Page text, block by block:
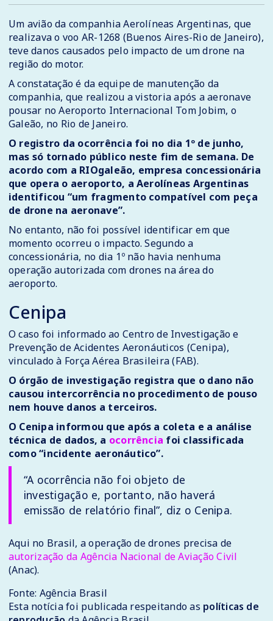
Um avião da companhia Aerolíneas Argentinas, que
realizava o voo AR-1268 (Buenos Aires-Rio de Janeiro),
teve danos causados pelo impacto de um drone na
região do motor.
A constatação é da equipe de manutenção da
companhia, que realizou a vistoria após a aeronave
pousar no Aeroporto Internacional Tom Jobim, o
Galeão, no Rio de Janeiro.
O registro da ocorrência foi no dia 1º de junho,
mas só tornado público neste fim de semana. De
acordo com a RIOgaleão, empresa concessionária
que opera o aeroporto, a Aerolíneas Argentinas
identificou “um fragmento compatível com peça
de drone na aeronave”.
No entanto, não foi possível identificar em que
momento ocorreu o impacto. Segundo a
concessionária, no dia 1º não havia nenhuma
operação autorizada com drones na área do
aeroporto.
Cenipa
O caso foi informado ao Centro de Investigação e
Prevenção de Acidentes Aeronáuticos (Cenipa),
vinculado à Força Aérea Brasileira (FAB).
O órgão de investigação registra que o dano não
causou intercorrência no procedimento de pouso
nem houve danos a terceiros.
O Cenipa informou que após a coleta e a análise
técnica de dados, a ocorrência foi classificada
como “incidente aeronáutico”.
“A ocorrência não foi objeto de
investigação e, portanto, não haverá
emissão de relatório final”, diz o Cenipa.
Aqui no Brasil, a operação de drones precisa de
autorização da Agência Nacional de Aviação Civil
(Anac).
Fonte: Agência Brasil
Esta notícia foi publicada respeitando as políticas de